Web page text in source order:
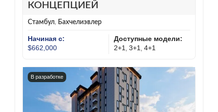
КОНЦЕПЦИЕЙ
Стамбул, Бахчелиэвлер
Начиная с:
$662,000
Доступные модели:
2+1 , 3+1 , 4+1
В разработке